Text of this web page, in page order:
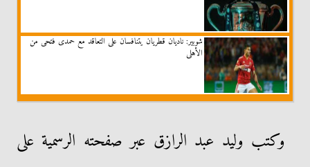
شوبير: ناديان قطريان يتنافسان على التعاقد مع حمدى فتحى من
الأهلى
وكتب وليد عبد الرازق عبر صفحته الرسمية على